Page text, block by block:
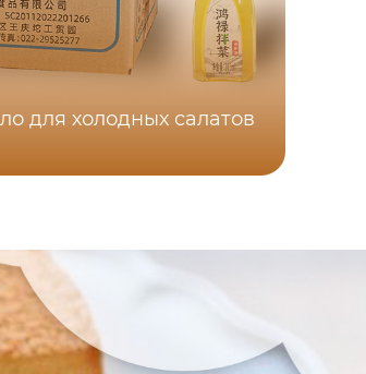
для холодных салатов